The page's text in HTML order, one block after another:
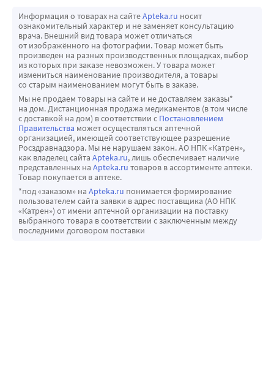
Информация о товарах на сайтеApteka.ru носит
ознакомительный характер и не заменяет консультацию
врача. Внешний вид товара может отличаться
от изображённого на фотографии. Товар может быть
произведен на разных производственных площадках, выбор
из которых при заказе невозможен. У товара может
измениться наименование производителя, а товары
со старым наименованием могут быть в заказе.
Мы не продаем товары на сайте и не доставляем заказы*
на дом. Дистанционная продажа медикаментов (в том числе
с доставкой на дом) в соответствии с Постановлением
Правительства может осуществляться аптечной
организацией, имеющей соответствующее разрешение
Росздравнадзора. Мы не нарушаем закон. АО НПК «Катрен»,
как владелец сайта Apteka.ru, лишь обеспечивает наличие
представленных на Apteka.ru товаров в ассортименте аптеки.
Товар покупается в аптеке.
*под «заказом» на Apteka.ru понимается формирование
пользователем сайта заявки в адрес поставщика (АО НПК
«Катрен») от имени аптечной организации на поставку
выбранного товара в соответствии с заключенным между
последними договором поставки